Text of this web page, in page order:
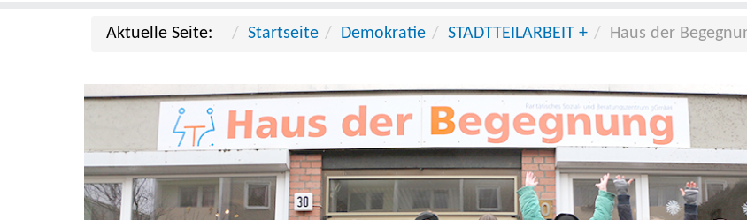
Aktuelle Seite: Startseite Demokratie STADTTEILARBEIT + Haus der